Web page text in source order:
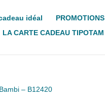
idéal PROMOTIONS
LA CARTE CADEAU TIPOTAM
– B12420